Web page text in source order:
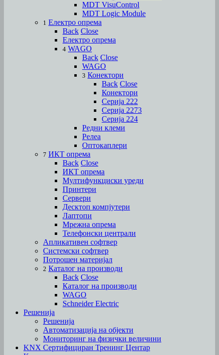
MDT VisuControl
MDT Logic Module
1 Електро опрема
Back Close
Електро опрема
4 WAGO
Back Close
WAGO
3 Конектори
Back Close
Конектори
Серија 222
Серија 2273
Серија 224
Редни клеми
Релеа
Оптокаплери
7 ИКТ опрема
Back Close
ИКТ опрема
Мултифункциски уреди
Принтери
Сервери
Десктоп компјутери
Лаптопи
Мрежна опрема
Телефонски централи
Апликативен софтвер
Системски софтвер
Потрошен материјал
2 Каталог на производи
Back Close
Каталог на производи
WAGO
Schneider Electric
Решенија
Решенија
Автоматизација на објекти
Мониторинг на физички величини
KNX Сертифициран Тренинг Центар